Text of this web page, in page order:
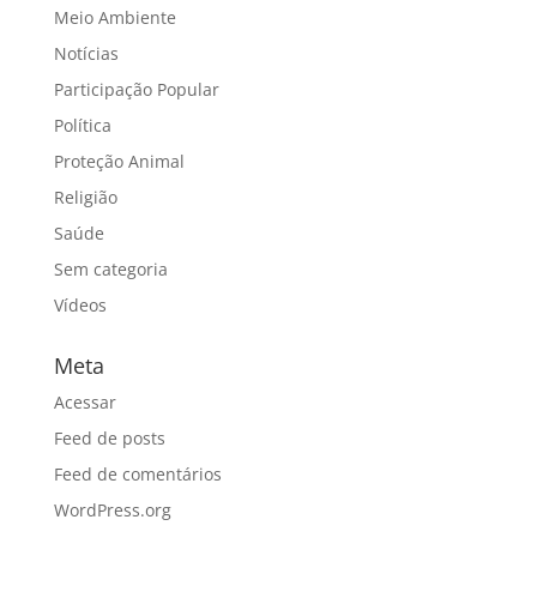
Meio Ambiente
Notícias
Participação Popular
Política
Proteção Animal
Religião
Saúde
Sem categoria
Vídeos
Meta
Acessar
Feed de posts
Feed de comentários
WordPress.org